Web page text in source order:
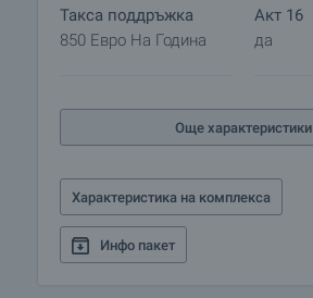
Такса поддръжка
850 Евро На Година
Акт 16
да
Още характеристики
Характеристика на комплекса
Инфо пакет